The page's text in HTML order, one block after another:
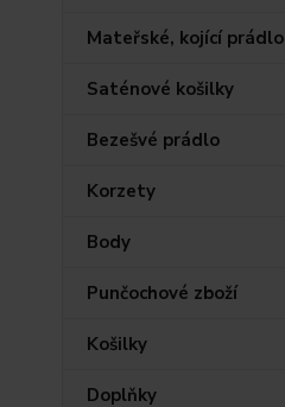
Mateřské, kojící prádlo
Saténové košilky
Bezešvé prádlo
Korzety
Body
Punčochové zboží
Košilky
Doplňky